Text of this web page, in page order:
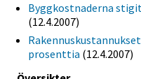
Byggkostnaderna
(12.4.2007)
prosenttia (12.4.2007)